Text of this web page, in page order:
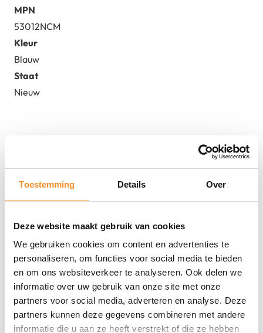
Toestemming Details Over
Deze website maakt gebruik van cookies
We gebruiken cookies om content en advertenties te
personaliseren, om functies voor social media te bieden
en om ons websiteverkeer te analyseren. Ook delen we
informatie over uw gebruik van onze site met onze
partners voor social media, adverteren en analyse. Deze
partners kunnen deze gegevens combineren met andere
informatie die u aan ze heeft verstrekt of die ze hebben
MPN
53012NCM
Kleur
Blauw
Staat
Nieuw
Direct erbij bestellen